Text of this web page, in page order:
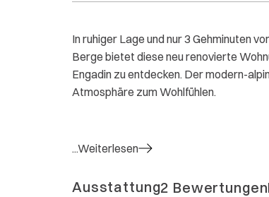
In ruhiger Lage und nur 3 Gehminuten
Berge bietet diese neu renovierte
Engadin zu entdecken. Der modern-
Atmosphäre zum Wohlfühlen.
...Weiterlesen
Ausstattung2 Bewertungen